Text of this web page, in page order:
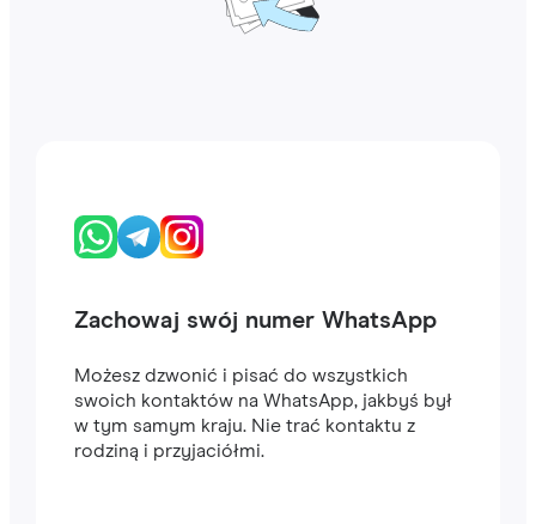
Zachowaj swój numer WhatsApp
Możesz dzwonić i pisać do wszystkich
swoich kontaktów na WhatsApp, jakbyś był
w tym samym kraju. Nie trać kontaktu z
rodziną i przyjaciółmi.